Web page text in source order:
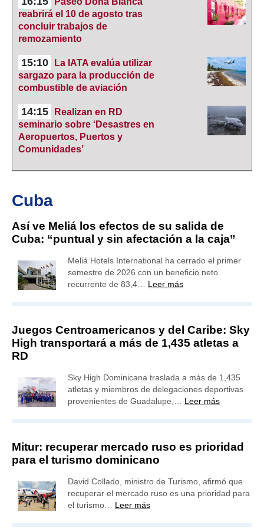
reabrirá el 10 de agosto tras
concluir trabajos de
remozamiento
15:10
La IATA evalúa utilizar
sargazo para la producción de
combustible de aviación
14:15
Realizan en RD
seminario sobre ‘Desastres en
Aeropuertos, Puertos y
Comunidades’
Cuba
Así ve Meliá los efectos de su salida de
Cuba: “puntual y sin afectación a la caja”
Meliá Hotels International ha cerrado el primer
semestre de 2026 con un beneficio neto
recurrente de 83,4… Leer más
Juegos Centroamericanos y del Caribe: Sky
High transportará a más de 1,435 atletas a
RD
Sky High Dominicana traslada a más de 1,435
atletas y miembros de delegaciones deportivas
provenientes de Guadalupe,… Leer más
Mitur: recuperar mercado ruso es prioridad
para el turismo dominicano
David Collado, ministro de Turismo, afirmó que
recuperar el mercado ruso es una prioridad para
el turismo… Leer más